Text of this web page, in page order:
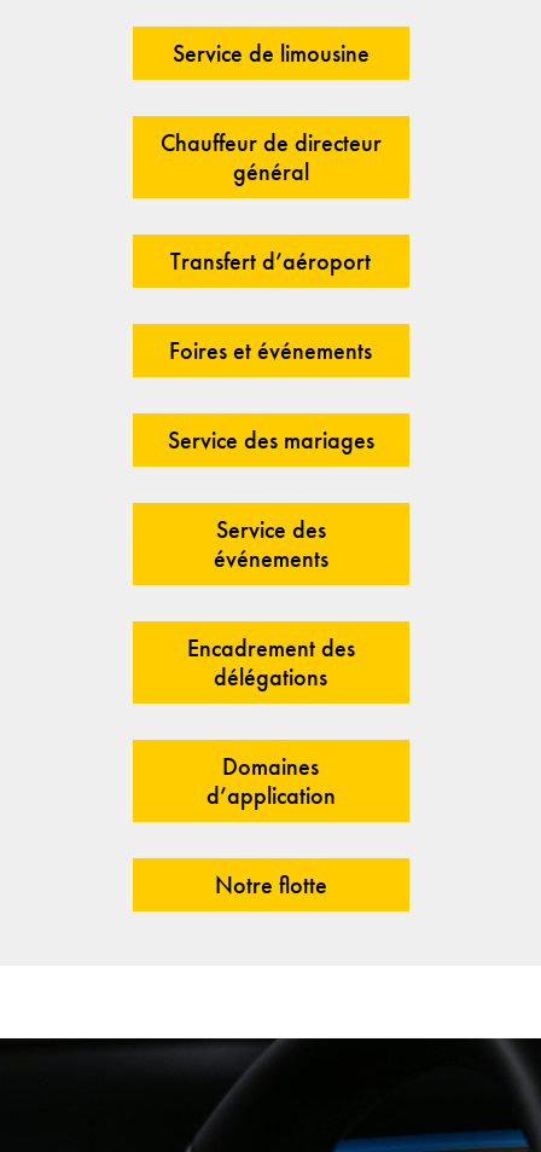
Service de limousine
Chauffeur de directeur
général
Transfert d’aéroport
Foires et événements
Service des mariages
Service des
événements
Encadrement des
délégations
Domaines
d’application
Notre flotte